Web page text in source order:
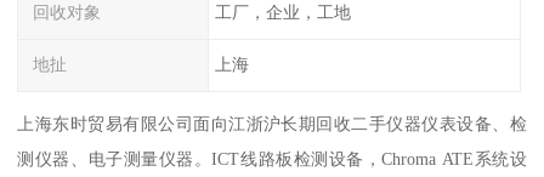
回收对象 工厂，企业，工地
地扯 上海
上海东时贸易有限公司面向江浙沪长期回收二手仪器仪表设备、检
测仪器、电子测量仪器。ICT线路板检测设备，Chroma ATE系统设